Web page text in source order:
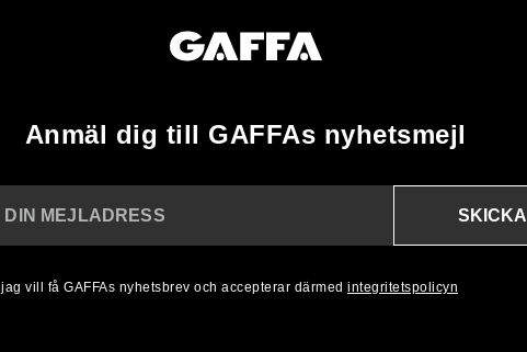
Anmäl dig till GAFFAs nyhetsmejl
DIN MEJLADRESS SKICKA
vill få GAFFAs nyhetsbrev och accepterar därmed integritetspolicyn